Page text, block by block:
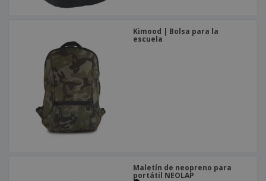
Kimood | Bolsa para la
escuela
Maletín de neopreno para
portátil NEOLAP